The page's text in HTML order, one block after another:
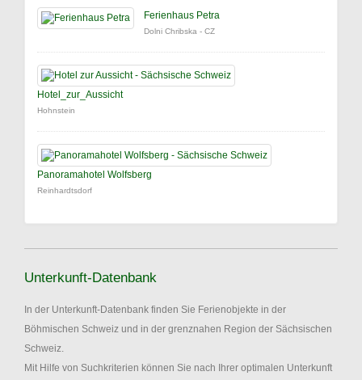
Ferienhaus Petra
Dolni Chribska - CZ
Hotel_zur_Aussicht
Hohnstein
Panoramahotel Wolfsberg
Reinhardtsdorf
Unterkunft-Datenbank
In der Unterkunft-Datenbank finden Sie Ferienobjekte in der
Böhmischen Schweiz und in der grenznahen Region der Sächsischen
Schweiz.
Mit Hilfe von Suchkriterien können Sie nach Ihrer optimalen Unterkunft